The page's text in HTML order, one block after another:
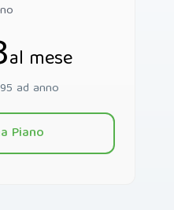
al mese
ad anno
Piano